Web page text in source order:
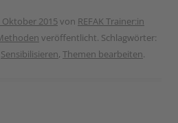
Oktober 2015von REFAK Trainer:in
veröffentlicht. Schlagwörter:
Sensibilisieren, Themen bearbeiten